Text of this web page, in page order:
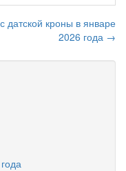
датской кроны в январе
2026 года →